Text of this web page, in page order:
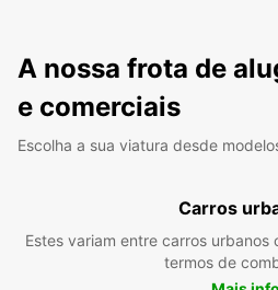
A nossa frota de
e comerciais
Escolha a sua viatura desde
Carros
Estes variam entre carros
termos de